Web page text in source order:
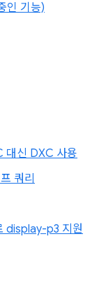
인 기능)
대신 DXC 사용
쿼리
display-p3 지원